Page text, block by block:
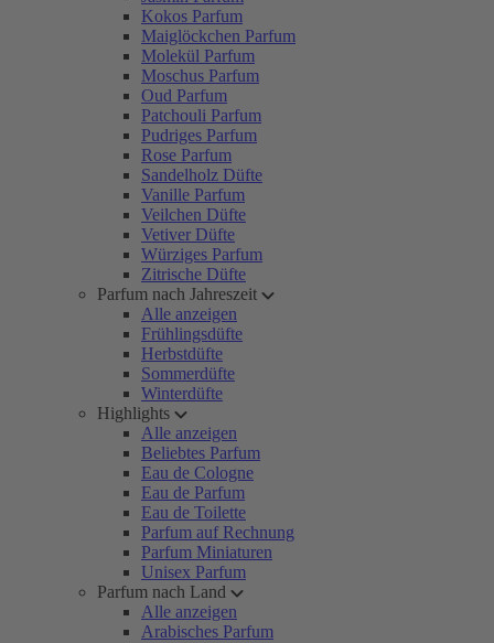
Kokos Parfum
Maiglöckchen Parfum
Molekül Parfum
Moschus Parfum
Oud Parfum
Patchouli Parfum
Pudriges Parfum
Rose Parfum
Sandelholz Düfte
Vanille Parfum
Veilchen Düfte
Vetiver Düfte
Würziges Parfum
Zitrische Düfte
Parfum nach Jahreszeit
Alle anzeigen
Frühlingsdüfte
Herbstdüfte
Sommerdüfte
Winterdüfte
Highlights
Alle anzeigen
Beliebtes Parfum
Eau de Cologne
Eau de Parfum
Eau de Toilette
Parfum auf Rechnung
Parfum Miniaturen
Unisex Parfum
Parfum nach Land
Alle anzeigen
Arabisches Parfum